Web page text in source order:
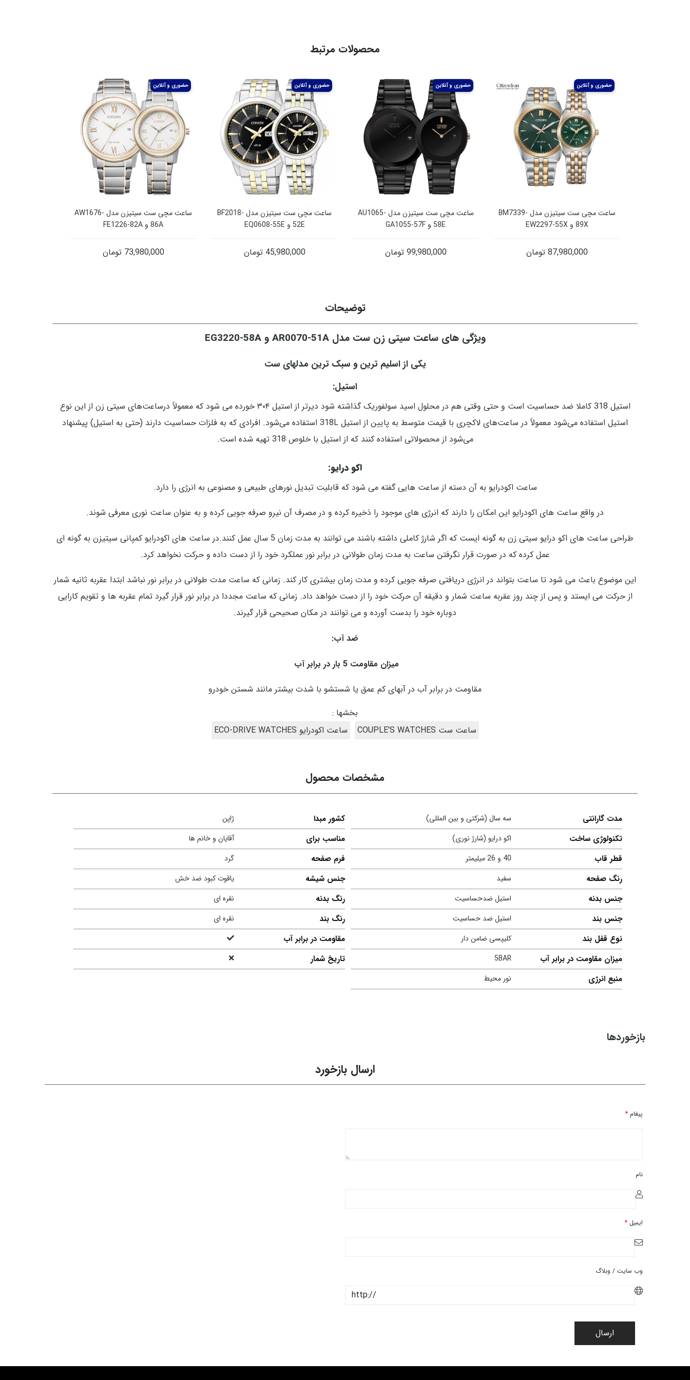
محصولات مرتبط
ساعت مچی ست سیتیزن مدل BM7339-
89X و EW2297-55X
87,980,000 تومان
ساعت مچی ست سیتیزن مدل AU1065-
58E و GA1055-57F
99,980,000 تومان
ساعت مچی ست سیتیزن مدل BF2018-
52E و EQ0608-55E
45,980,000 تومان
ساعت مچی ست سیتیزن مدل AW1676-
86A و FE1226-82A
73,980,000 تومان
توضیحات
ویژگی های ساعت سیتی زن ست مدل AR0070-51A و EG3220-58A
یکی از اسلیم ترین و سبک ترین مدلهای ست
استیل:
استیل 318 کاملا ضد حساسیت است و حتی وقتی هم در محلول اسید سولفوریک گذاشته شود دیرتر از استیل ۳۰۴ خورده می شود که معمولاً درساعت‌های سیتی زن از این نوع
استیل استفاده می‌شود معمولاً در ساعت‌های لاکچری با قیمت متوسط به پایین از استیل 318L استفاده می‌شود. افرادی که به فلزات حساسیت دارند (حتی به استیل) پیشنهاد
می‌شود از محصولاتی استفاده کنند که از استیل با خلوص 318 تهیه شده است.
اکو درایو:
ساعت اکودرایو به آن دسته از ساعت هایی گفته می شود که قابلیت تبدیل نورهای طبیعی و مصنوعی به انرژی را دارد.
در واقع ساعت های اکودرایو این امکان را دارند که انرژی های موجود را ذخیره کرده و در مصرف آن نیرو صرفه جویی کرده و به عنوان ساعت نوری معرفی شوند.
طراحی ساعت های اکو درایو سیتی زن به گونه ایست که اگر شارژ کاملی داشته باشند می توانند به مدت زمان 5 سال عمل کنند.در ساعت های اکودرایو کمپانی سیتیزن به گونه ای
عمل کرده که در صورت قرار نگرفتن ساعت به مدت زمان طولانی در برابر نور عملکرد خود را از دست داده و حرکت نخواهد کرد.
این موضوع باعث می شود تا ساعت بتواند در انرژی دریافتی صرفه جویی کرده و مدت زمان بیشتری کار کند. زمانی که ساعت مدت طولانی در برابر نور نباشد ابتدا عقربه ثانیه شمار
از حرکت می ایستد و پس از چند روز عقربه ساعت شمار و دقیقه آن حرکت خود را از دست خواهد داد. زمانی که ساعت مجددا در برابر نور قرار گیرد تمام عقربه ها و تقویم کارایی
دوباره خود را بدست آورده و می توانند در مکان صحیحی قرار گیرند.
ضد آب:
میزان مقاومت 5 بار در برابر آب
مقاومت در برابر آب در آبهای کم عمق یا شستشو با شدت بیشتر مانند شستن خودرو
بخشها :
ساعت ست COUPLE'S WATCHES
ساعت اکودرایو ECO-DRIVE WATCHES
مشخصات محصول
مدت گارانتی سه سال (شرکتی و بین المللی) کشور مبدا ژاپن
تکنولوژی ساخت اکو درایو (شارژ نوری) مناسب برای آقایان و خانم ها
قطر قاب 40 و 26 میلیمتر فرم صفحه گرد
رنگ صفحه سفید جنس شیشه یاقوت کبود ضد خش
جنس بدنه استیل ضدحساسیت رنگ بدنه نقره ای
جنس بند استیل ضد حساسیت رنگ بند نقره ای
نوع قفل بند کلیپسی ضامن دار
مقاومت در برابر آب
میزان مقاومت در برابر آب
5BAR
تاریخ شمار
منبع انرژی
نور محیط
بازخوردها
ارسال بازخورد
پیغام *
نام
ایمیل *
وب سایت / وبلاگ
ارسال